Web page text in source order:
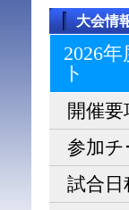
大会情
2026
ト
開催要
参加チ
試合日